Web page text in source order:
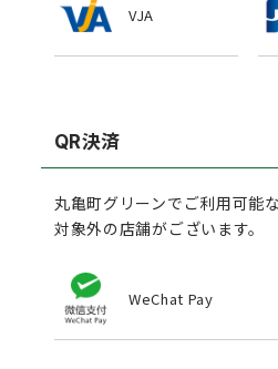
VJA
QR決済
丸亀町グリーンでご利用可能
対象外の店舗がございます。
WeChat Pay